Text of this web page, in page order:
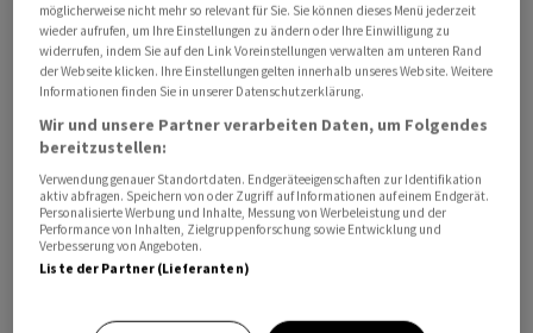
Die ursprünglich für ​Anfang Juli angesetzte Prüfung
verzögere sich damit um sechs Wochen, was jedoch
keine wesentlichen Auswirkungen auf den Prozess
habe, teilte ‌die Bayer-Tochter Monsanto am Dienstag
mit. Zuvor hatte der Oberste Gerichtshof der USA dem ​
Agrar- und Pharmakonzern einen wichtigen juristischen ​
Sieg verschafft und ​Tausende Klagen eingeschränkt, in
denen dem Unternehmen mangelhafte ‌Warnhinweise
auf Krebsrisiken auf den Roundup-Etiketten
möglicherweise nicht mehr so relevant für Sie. Sie können dieses Menü jederzeit
wieder aufrufen, um Ihre Einstellungen zu ändern oder Ihre Einwilligung zu
widerrufen, indem Sie auf den Link Voreinstellungen verwalten am unteren Rand
der Webseite klicken. Ihre Einstellungen gelten innerhalb unseres Website. Weitere
Informationen finden Sie in unserer Datenschutzerklärung.
Wir und unsere Partner verarbeiten Daten, um Folgendes
bereitzustellen:
Verwendung genauer Standortdaten. Endgeräteeigenschaften zur Identifikation
aktiv abfragen. Speichern von oder Zugriff auf Informationen auf einem Endgerät.
Personalisierte Werbung und Inhalte, Messung von Werbeleistung und der
Performance von Inhalten, Zielgruppenforschung sowie Entwicklung und
Verbesserung von Angeboten.
Liste der Partner (Lieferanten)